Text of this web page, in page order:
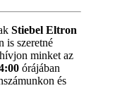
Stiebel Eltron
is szeretné
minket az
órájában
és